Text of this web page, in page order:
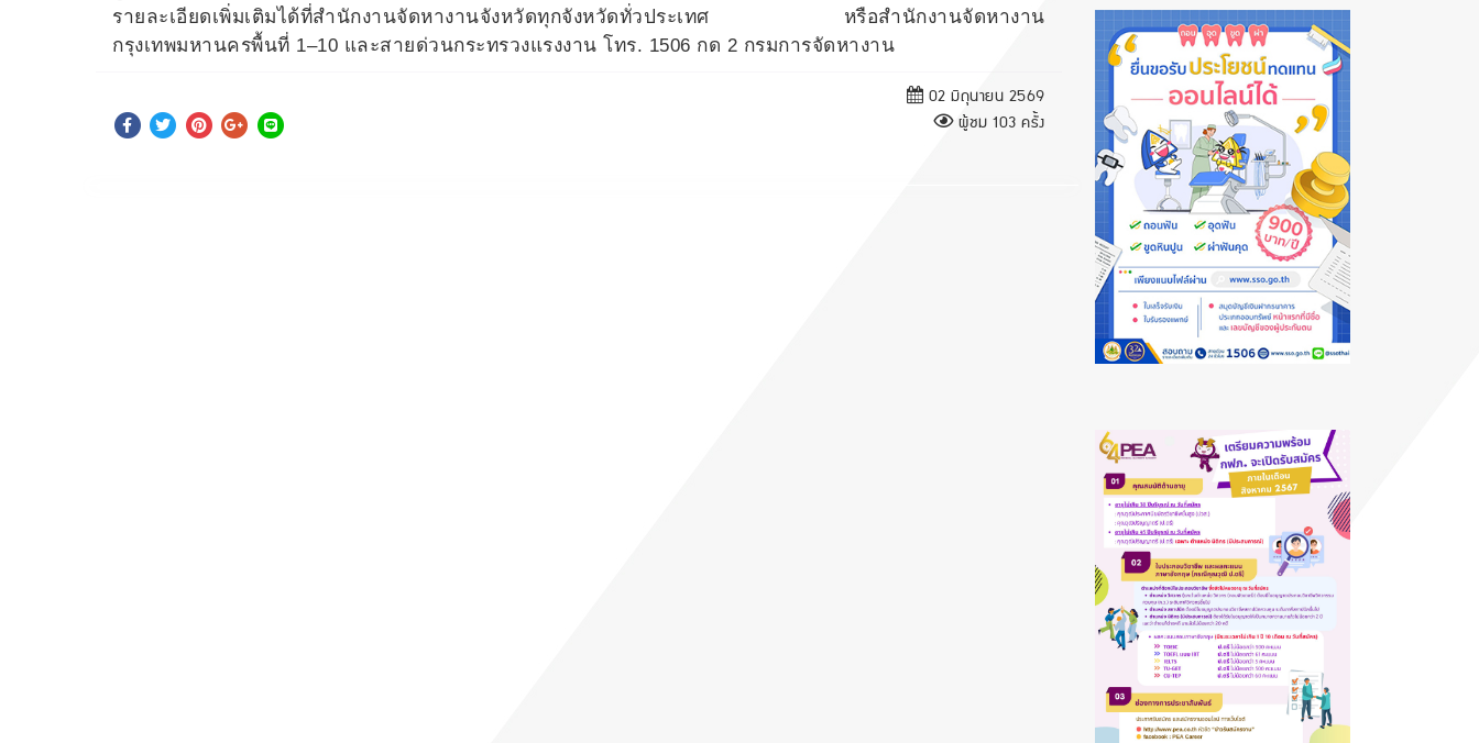
รายละเอียดเพิ่มเติมได้ที่สำนักงานจัดหางานจังหวัดทุกจังหวัดทั่วประเทศ หรือสำนักงานจัดหางาน
กรุงเทพมหานครพื้นที่ 1–10 และสายด่วนกระทรวงแรงงาน โทร. 1506 กด 2 กรมการจัดหางาน
02 มิถุนายน 2569
ผู้ชม 103 ครั้ง